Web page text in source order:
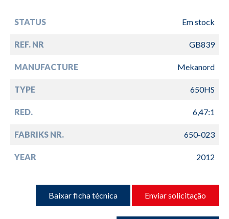
STATUS Em stock
REF. NR GB839
MANUFACTURE Mekanord
TYPE 650HS
RED. 6,47:1
FABRIKS NR. 650-023
YEAR 2012
Baixar ficha técnica Enviar solicitação